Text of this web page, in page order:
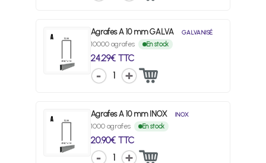
Agrafes A 10 mm GALVA GALVANISÉ
10000 agrafes En stock
24.29€ TTC
1
Agrafes A 10 mm INOX INOX
1000 agrafes En stock
20.90€ TTC
1